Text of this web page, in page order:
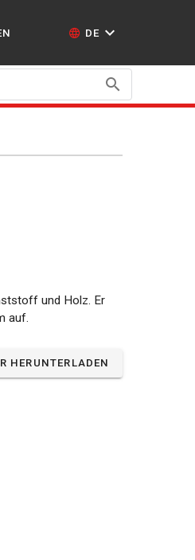
DE
und Holz. Er
auf.
HERUNTERLADEN